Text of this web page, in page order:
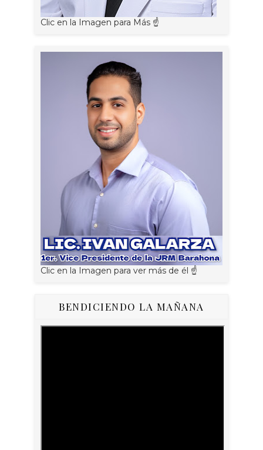
Clic en la Imagen para Más ☝
Clic en la Imagen para ver más de él ☝
BENDICIENDO LA MAÑANA